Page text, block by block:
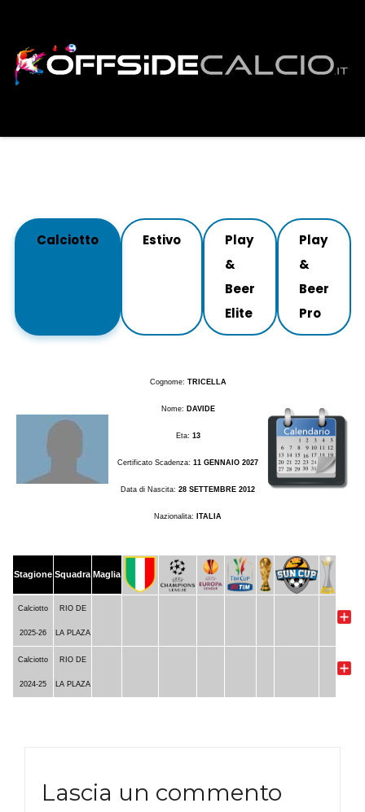
Calciotto Estivo
Play
&
Beer
Elite
Play
&
Beer
Pro
Cognome: TRICELLA
Nome: DAVIDE
Eta: 13
Certificato Scadenza: 11 GENNAIO 2027
Data di Nascita: 28 SETTEMBRE 2012
Nazionalita: ITALIA
Stagione Squadra Maglia
Calciotto
2025-26
RIO DE
LA PLAZA
Calciotto
2024-25
RIO DE
LA PLAZA
Lascia un commento